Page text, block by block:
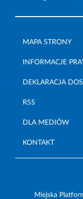
MAPA STRONY
INFORMACJE
DEKLARACJA
RSS
DLA MEDIÓW
KONTAKT
Miejska